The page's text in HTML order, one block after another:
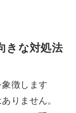
きな対処法
徴します
りません。